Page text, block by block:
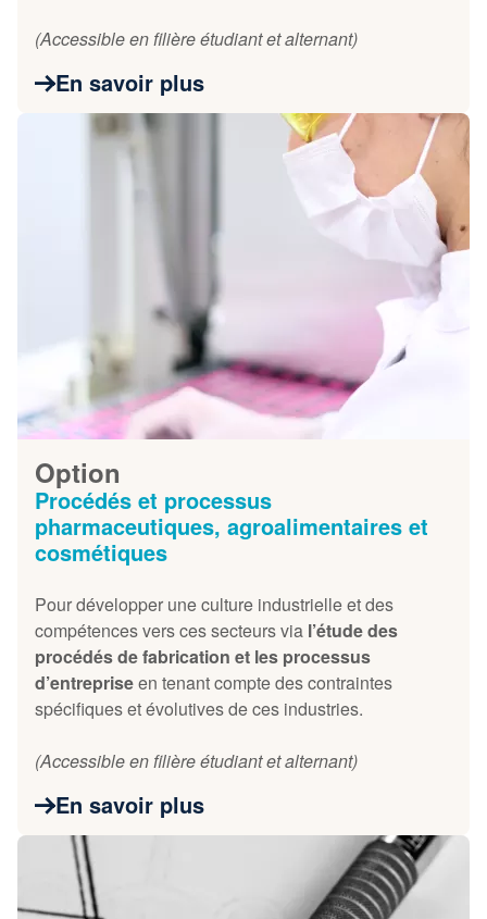
(Accessible en filière étudiant et alternant)
En savoir plus
Option
Procédés et processus
pharmaceutiques, agroalimentaires et
cosmétiques
Pour développer une culture industrielle et des
compétences vers ces secteurs via l’étude des
procédés de fabrication et les processus
d’entrepriseen tenant compte des contraintes
spécifiques et évolutives de ces industries.
(Accessible en filière étudiant et alternant)
En savoir plus